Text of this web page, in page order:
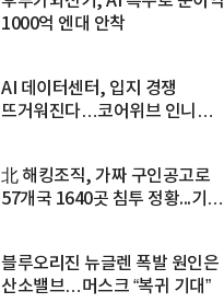
1000억 엔대 안착
AI 데이터센터, 입지 경쟁
뜨거워진다…코어위브 인니
北 해킹조직, 가짜 구인공고로
57개국 1640곳 침투 정황...기업
블루오리진 뉴글렌 폭발 원인은
산소밸브…머스크 “복귀 기대”